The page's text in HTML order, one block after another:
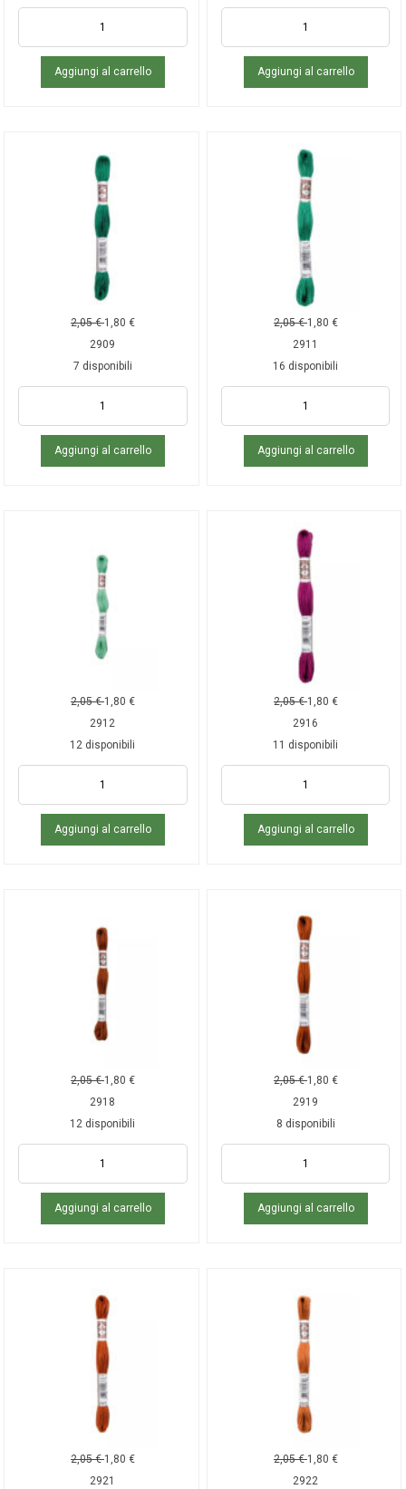
Aggiungi al carrello Aggiungi al carrello
2,05€ 1,80 €
2909
7 disponibili
Aggiungi al carrello
2,05€ 1,80 €
2911
16 disponibili
Aggiungi al carrello
2,05€ 1,80 €
2912
12 disponibili
Aggiungi al carrello
2,05€ 1,80 €
2916
11 disponibili
Aggiungi al carrello
2,05€ 1,80 €
2918
12 disponibili
Aggiungi al carrello
2,05€ 1,80 €
2919
8 disponibili
Aggiungi al carrello
2,05€ 1,80 €
2921
2,05€ 1,80 €
2922